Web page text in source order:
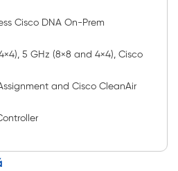
Cisco DNA On-Prem
5 GHz (8×8 and 4×4), Cisco
and Cisco CleanAir